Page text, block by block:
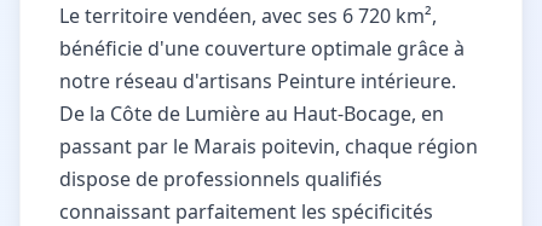
Le territoire vendéen, avec ses 6 720 km²,
bénéficie d'une couverture optimale grâce à
notre réseau d'artisans Peinture intérieure.
De la Côte de Lumière au Haut-Bocage, en
passant par le Marais poitevin, chaque région
dispose de professionnels qualifiés
connaissant parfaitement les spécificités